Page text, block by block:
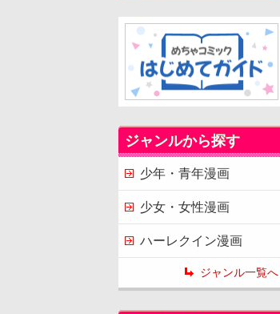
ジャンルから探す
少年・青年漫画
少女・女性漫画
ハーレクイン漫画
ジャンル一覧へ